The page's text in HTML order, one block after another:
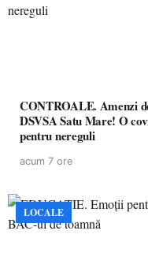
CONTROALE. Amenzi
DSVSA Satu Mare! O
pentru nereguli
acum 7 ore
LOCALE